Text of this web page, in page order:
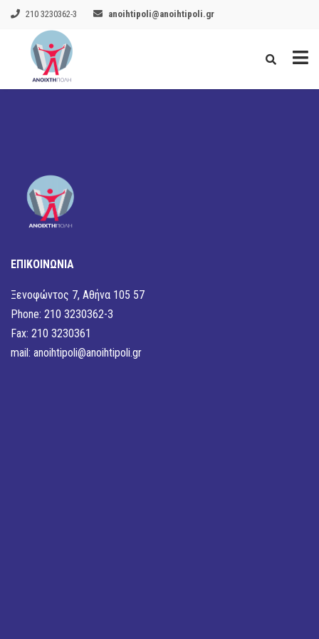
210 3230362-3 anoihtipoli@anoihtipoli.gr
ΕΠΙΚΟΙΝΩΝΙΑ
Ξενοφώντος 7, Αθήνα 105 57
Phone: 210 3230362-3
Fax: 210 3230361
mail: anoihtipoli@anoihtipoli.gr